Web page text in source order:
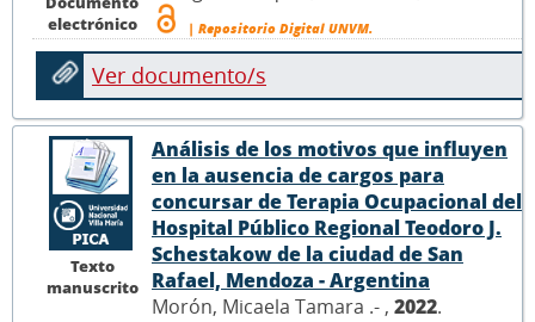
electrónico
| Repositorio Digital UNVM.
Ver documento/s
Texto
manuscrito
Análisis de los motivos que influyen
en la ausencia de cargos para
concursar de Terapia Ocupacional del
Hospital Público Regional Teodoro J.
Schestakow de la ciudad de San
Rafael, Mendoza - Argentina
Morón, Micaela Tamara .- , 2022.